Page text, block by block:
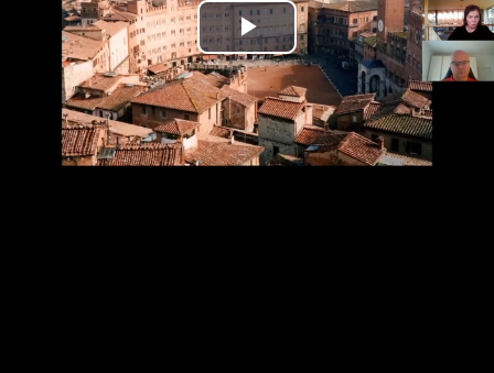
Play
Video